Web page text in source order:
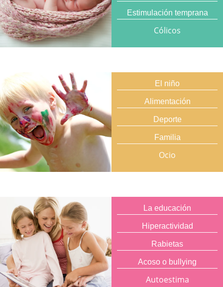
Estimulación temprana
Cólicos
El niño
Alimentación
Deporte
Familia
Ocio
La educación
Hiperactividad
Rabietas
Acoso o bullying
Autoestima